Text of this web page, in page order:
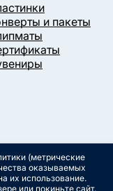
и пакеты
(метрические
оказываемых
их использование.
или покиньте сайт.